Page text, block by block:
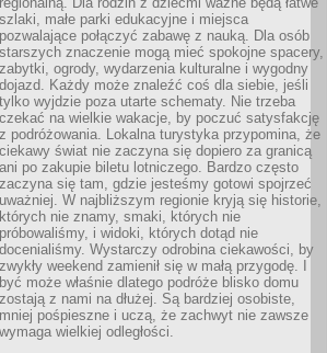
szlaki, małe parki edukacyjne i miejsca
pozwalające połączyć zabawę z nauką. Dla osób
starszych znaczenie mogą mieć spokojne spacery,
zabytki, ogrody, wydarzenia kulturalne i wygodny
dojazd. Każdy może znaleźć coś dla siebie, jeśli
tylko wyjdzie poza utarte schematy. Nie trzeba
czekać na wielkie wakacje, by poczuć satysfakcję
z podróżowania. Lokalna turystyka przypomina, że
ciekawy świat nie zaczyna się dopiero za granicą
ani po zakupie biletu lotniczego. Bardzo często
zaczyna się tam, gdzie jesteśmy gotowi spojrzeć
uważniej. W najbliższym regionie kryją się historie,
których nie znamy, smaki, których nie
próbowaliśmy, i widoki, których dotąd nie
docenialiśmy. Wystarczy odrobina ciekawości, by
zwykły weekend zamienił się w małą przygodę. I
być może właśnie dlatego podróże blisko domu
zostają z nami na dłużej. Są bardziej osobiste,
mniej pośpieszne i uczą, że zachwyt nie zawsze
wymaga wielkiej odległości.